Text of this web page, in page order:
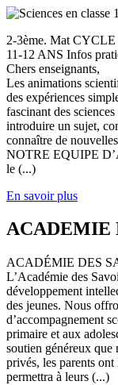
2-3ème. Mat
11-12 ANS Infos
Chers enseignants,
Les animations
des expériences
fascinant des
introduire un sujet,
connaître de
NOTRE EQUIPE
le (...)
En savoir plus
ACADEMIE
ACADÉMIE DES
L’Académie des
développement
des jeunes. Nous
d’accompagnement
primaire et aux
soutien généreux que
privés, les parents
permettra à leurs (...)